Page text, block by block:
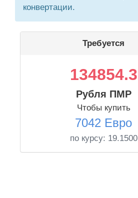
конвертации.
Требуется
134854.3
Рубля ПМР
Чтобы купить
7042 Евро
по курсу: 19.1500